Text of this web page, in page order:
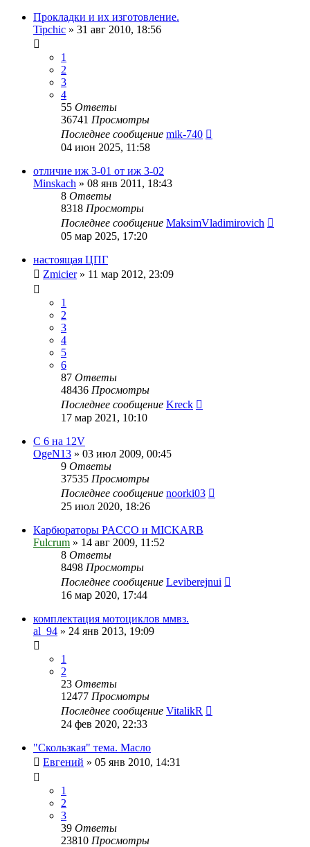
Прокладки и их изготовление.
Tipchic » 31 авг 2010, 18:56
1
2
3
4
55 Ответы
36741 Просмотры
Последнее сообщение mik-740
04 июн 2025, 11:58
отличие иж 3-01 от иж 3-02
Minskach » 08 янв 2011, 18:43
8 Ответы
8318 Просмотры
Последнее сообщение MaksimVladimirovich
05 мар 2025, 17:20
настоящая ЦПГ
Zmicier» 11 мар 2012, 23:09
1
2
3
4
5
6
87 Ответы
48436 Просмотры
Последнее сообщение Kreck
17 мар 2021, 10:10
С 6 на 12V
OgeN13 » 03 июл 2009, 00:45
9 Ответы
37535 Просмотры
Последнее сообщение noorki03
25 июл 2020, 18:26
Карбюраторы PACCO и MICKARB
Fulcrum » 14 авг 2009, 11:52
8 Ответы
8498 Просмотры
Последнее сообщение Leviberejnui
16 мар 2020, 17:44
комплектация мотоциклов ммвз.
al_94 » 24 янв 2013, 19:09
1
2
23 Ответы
12477 Просмотры
Последнее сообщение VitalikR
24 фев 2020, 22:33
"Скользкая" тема. Масло
Евгений » 05 янв 2010, 14:31
1
2
3
39 Ответы
23810 Просмотры